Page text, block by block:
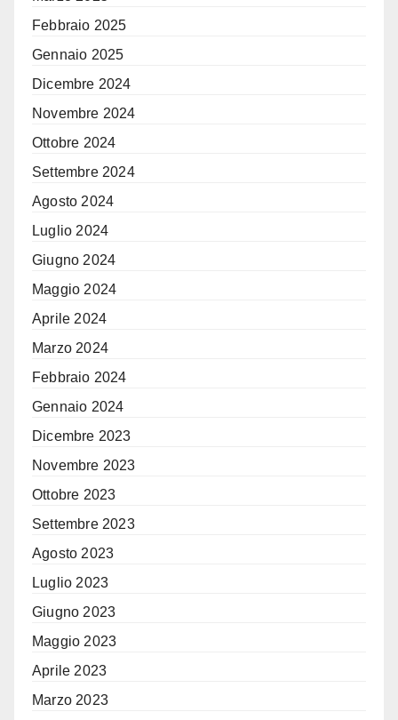
Febbraio 2025
Gennaio 2025
Dicembre 2024
Novembre 2024
Ottobre 2024
Settembre 2024
Agosto 2024
Luglio 2024
Giugno 2024
Maggio 2024
Aprile 2024
Marzo 2024
Febbraio 2024
Gennaio 2024
Dicembre 2023
Novembre 2023
Ottobre 2023
Settembre 2023
Agosto 2023
Luglio 2023
Giugno 2023
Maggio 2023
Aprile 2023
Marzo 2023